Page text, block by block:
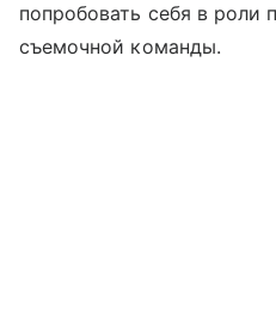
попробовать себя в роли
съемочной команды.